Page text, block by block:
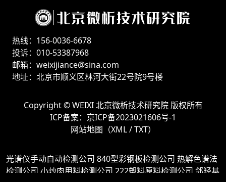
热线：156-0036-6678
投诉：010-53387968
邮箱：weixijiance@sina.com
地址：北京市顺义区林河大街22号院9号楼
Copyright ©WEIXI 北京微析技术研究院版权所有
ICP备案： 京ICP备2023021606号-1
网站地图（XML/TXT）
光谱仪手动自动检测公司 840型彩钢板检测公司 热解色谱法
检测公司 小炒肉用料检测公司 222塑料原料检测公司 邻羟基